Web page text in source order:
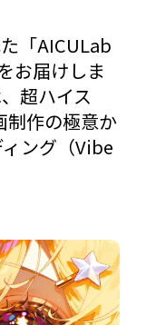
「AICULab
お届けしま
超ハイス
制作の極意か
ング（Vibe